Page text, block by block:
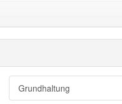
Grundhaltung